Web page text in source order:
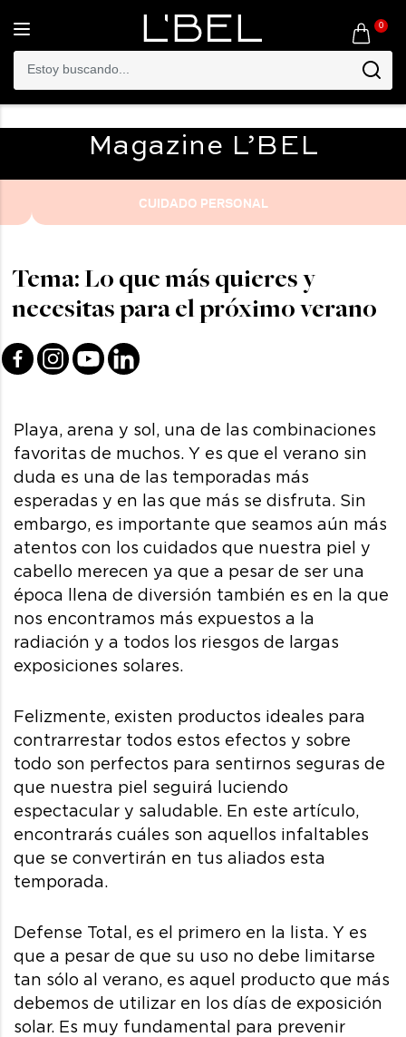
0
Magazine L’BEL
CUIDADO PERSONAL
Tema: Lo que más quieres y
necesitas para el próximo verano
Playa, arena y sol, una de las combinaciones
favoritas de muchos. Y es que el verano sin
duda es una de las temporadas más
esperadas y en las que más se disfruta. Sin
embargo, es importante que seamos aún más
atentos con los cuidados que nuestra piel y
cabello merecen ya que a pesar de ser una
época llena de diversión también es en la que
nos encontramos más expuestos a la
radiación y a todos los riesgos de largas
exposiciones solares.
Felizmente, existen productos ideales para
contrarrestar todos estos efectos y sobre
todo son perfectos para sentirnos seguras de
que nuestra piel seguirá luciendo
espectacular y saludable. En este artículo,
encontrarás cuáles son aquellos infaltables
que se convertirán en tus aliados esta
temporada.
Defense Total, es el primero en la lista. Y es
que a pesar de que su uso no debe limitarse
tan sólo al verano, es aquel producto que más
debemos de utilizar en los días de exposición
solar. Es muy fundamental para prevenir